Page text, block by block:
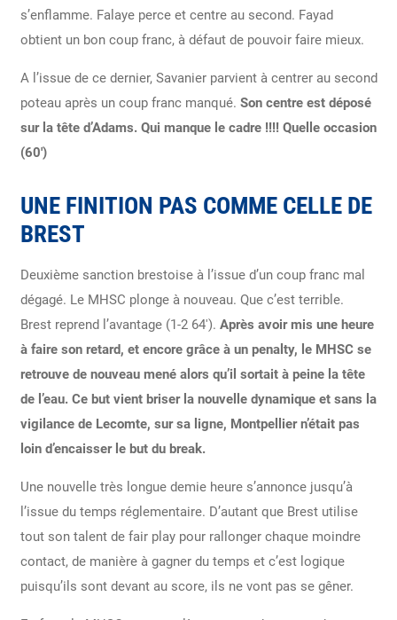
s’enflamme. Falaye perce et centre au second. Fayad
obtient un bon coup franc, à défaut de pouvoir faire mieux.
A l’issue de ce dernier, Savanier parvient à centrer au second
poteau après un coup franc manqué. Son centre est déposé
sur la tête d’Adams. Qui manque le cadre !!!! Quelle occasion
(60′)
UNE FINITION PAS COMME CELLE DE
BREST
Deuxième sanction brestoise à l’issue d’un coup franc mal
dégagé. Le MHSC plonge à nouveau. Que c’est terrible.
Brest reprend l’avantage (1-2 64′). Après avoir mis une heure
à faire son retard, et encore grâce à un penalty, le MHSC se
retrouve de nouveau mené alors qu’il sortait à peine la tête
de l’eau. Ce but vient briser la nouvelle dynamique et sans la
vigilance de Lecomte, sur sa ligne, Montpellier n’était pas
loin d’encaisser le but du break.
Une nouvelle très longue demie heure s’annonce jusqu’à
l’issue du temps réglementaire. D’autant que Brest utilise
tout son talent de fair play pour rallonger chaque moindre
contact, de manière à gagner du temps et c’est logique
puisqu’ils sont devant au score, ils ne vont pas se gêner.